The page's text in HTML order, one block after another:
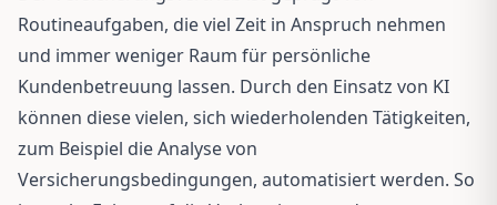
Routineaufgaben, die viel Zeit in Anspruch nehmen
und immer weniger Raum für persönliche
Kundenbetreuung lassen. Durch den Einsatz von KI
können diese vielen, sich wiederholenden Tätigkeiten,
zum Beispiel die Analyse von
Versicherungsbedingungen, automatisiert werden. So